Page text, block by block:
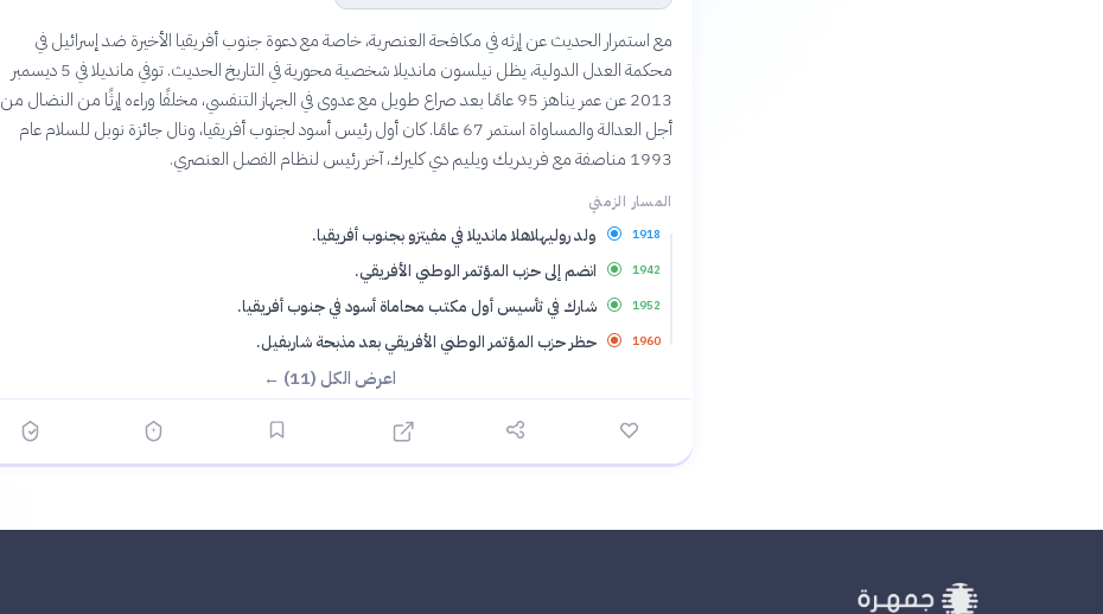
مع استمرار الحديث عن إرثه في مكافحة العنصرية، خاصة مع دعوة جنوب أفريقيا الأخيرة ضد إسرائيل في
محكمة العدل الدولية، يظل نيلسون مانديلا شخصية محورية في التاريخ الحديث. توفي مانديلا في 5 ديسمبر
2013 عن عمر يناهز 95 عامًا بعد صراع طويل مع عدوى في الجهاز التنفسي، مخلفًا وراءه إرثًا من النضال من
أجل العدالة والمساواة استمر 67 عامًا. كان أول رئيس أسود لجنوب أفريقيا، ونال جائزة نوبل للسلام عام
1993 مناصفة مع فريدريك ويليم دي كليرك، آخر رئيس لنظام الفصل العنصري.
المسار الزمني
1918 ولد روليهلاهلا مانديلا في مفيتزو بجنوب أفريقيا.
1942 انضم إلى حزب المؤتمر الوطني الأفريقي.
1952 شارك في تأسيس أول مكتب محاماة أسود في جنوب أفريقيا.
1960 حظر حزب المؤتمر الوطني الأفريقي بعد مذبحة شاربفيل.
اعرض الكل (11) ←